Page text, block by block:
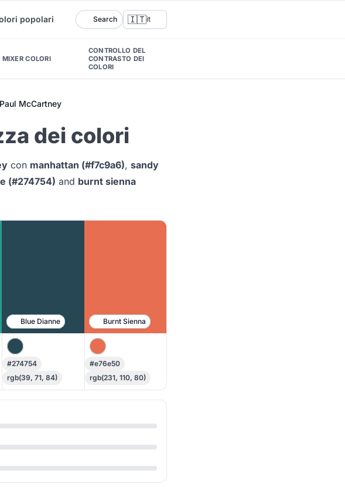
popolari Search 🇮🇹it
MIXER COLORI
CONTROLLO DEL
CONTRASTO DEI
COLORI
Paul McCartney
dei colori
con manhattan (#f7c9a6), sandy
(#274754) and burnt sienna
Blue Dianne Burnt Sienna
#274754
rgb(39, 71, 84)
#e76e50
rgb(231, 110, 80)